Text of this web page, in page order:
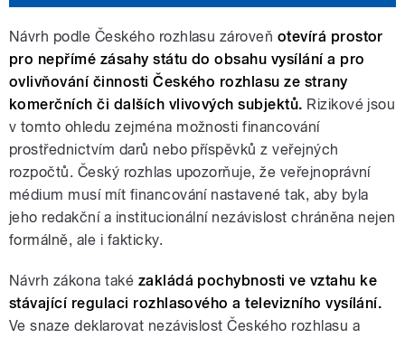
Návrh podle Českého rozhlasu zároveň otevírá prostor
pro nepřímé zásahy státu do obsahu vysílání a pro
ovlivňování činnosti Českého rozhlasu ze strany
komerčních či dalších vlivových subjektů. Rizikové jsou
v tomto ohledu zejména možnosti financování
prostřednictvím darů nebo příspěvků z veřejných
rozpočtů. Český rozhlas upozorňuje, že veřejnoprávní
médium musí mít financování nastavené tak, aby byla
jeho redakční a institucionální nezávislost chráněna nejen
formálně, ale i fakticky.
Návrh zákona také zakládá pochybnosti ve vztahu ke
stávající regulaci rozhlasového a televizního vysílání.
Ve snaze deklarovat nezávislost Českého rozhlasu a